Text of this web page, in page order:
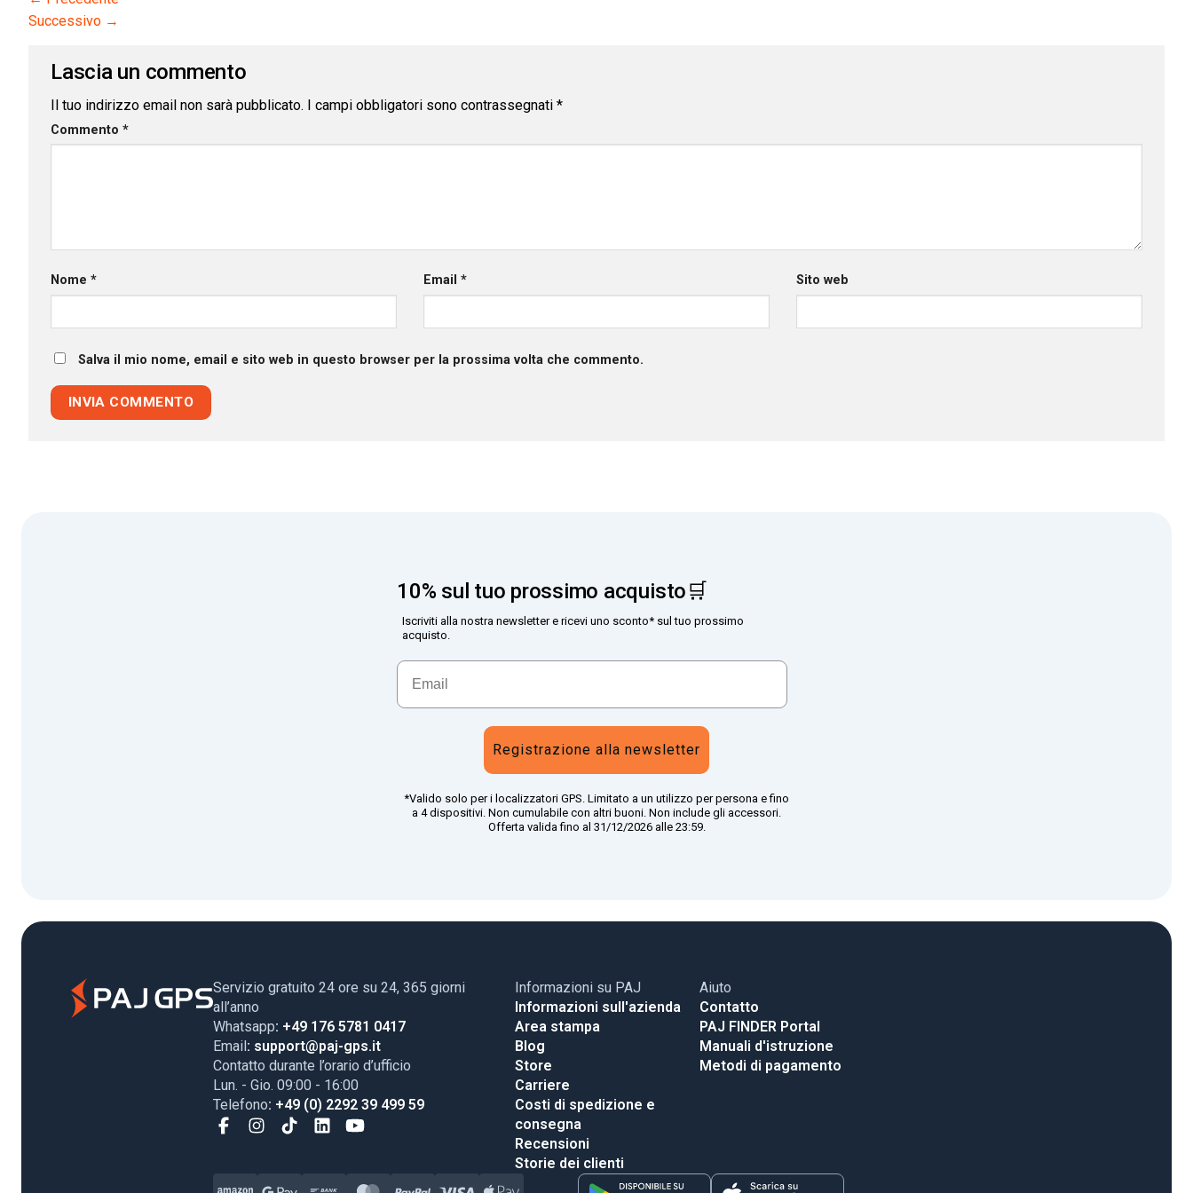
Successivo →
Lascia un commento
Il tuo indirizzo email non sarà pubblicato. I campi obbligatori sono contrassegnati *
Commento *
Nome * Email * Sito web
Salva il mio nome, email e sito web in questo browser per la prossima volta che commento.
10% sul tuo prossimo acquisto🛒
Iscriviti alla nostra newsletter e ricevi uno sconto* sul tuo prossimo
acquisto.
Registrazione alla newsletter
*Valido solo per i localizzatori GPS. Limitato a un utilizzo per persona e fino
a 4 dispositivi. Non cumulabile con altri buoni. Non include gli accessori.
Offerta valida fino al 31/12/2026 alle 23:59.
Servizio gratuito 24 ore su 24, 365 giorni
all’anno
Whatsapp: +49 176 5781 0417
Email : support@paj-gps.it
Contatto durante l’orario d’ufficio
Lun. - Gio. 09:00 - 16:00
Telefono: +49 (0) 2292 39 499 59
Informazioni su PAJ
Informazioni sull'azienda
Area stampa
Blog
Store
Carriere
Costi di spedizione e
consegna
Recensioni
Storie dei clienti
Aiuto
Contatto
PAJ FINDER Portal
Manuali d'istruzione
Metodi di pagamento